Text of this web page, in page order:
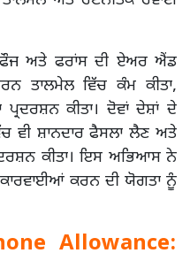
ਅਤੇ ਫਰਾਂਸ ਦੀ ਏਅਰ ਐਂਡ
ਤਾਲਮੇਲ ਵਿੱਚ ਕੰਮ ਕੀਤਾ,
ਕੀਤਾ। ਦੋਵਾਂ ਦੇਸ਼ਾਂ ਦੇ
ਵੀ ਸ਼ਾਨਦਾਰ ਫੈਸਲਾ ਲੈਣ ਅਤੇ
ਕੀਤਾ। ਇਸ ਅਭਿਆਸ ਨੇ
ਕਰਨ ਦੀ ਯੋਗਤਾ ਨੂੰ
Allowance: